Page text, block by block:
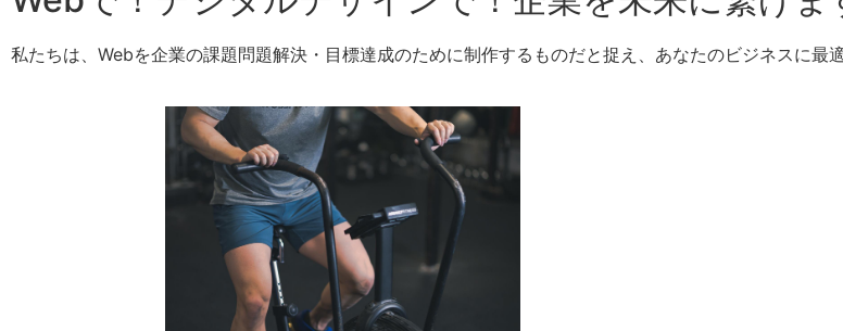
私たちは、Webを企業の課題問題解決・目標達成のために制作するものだと捉え、あなたのビジネスに最